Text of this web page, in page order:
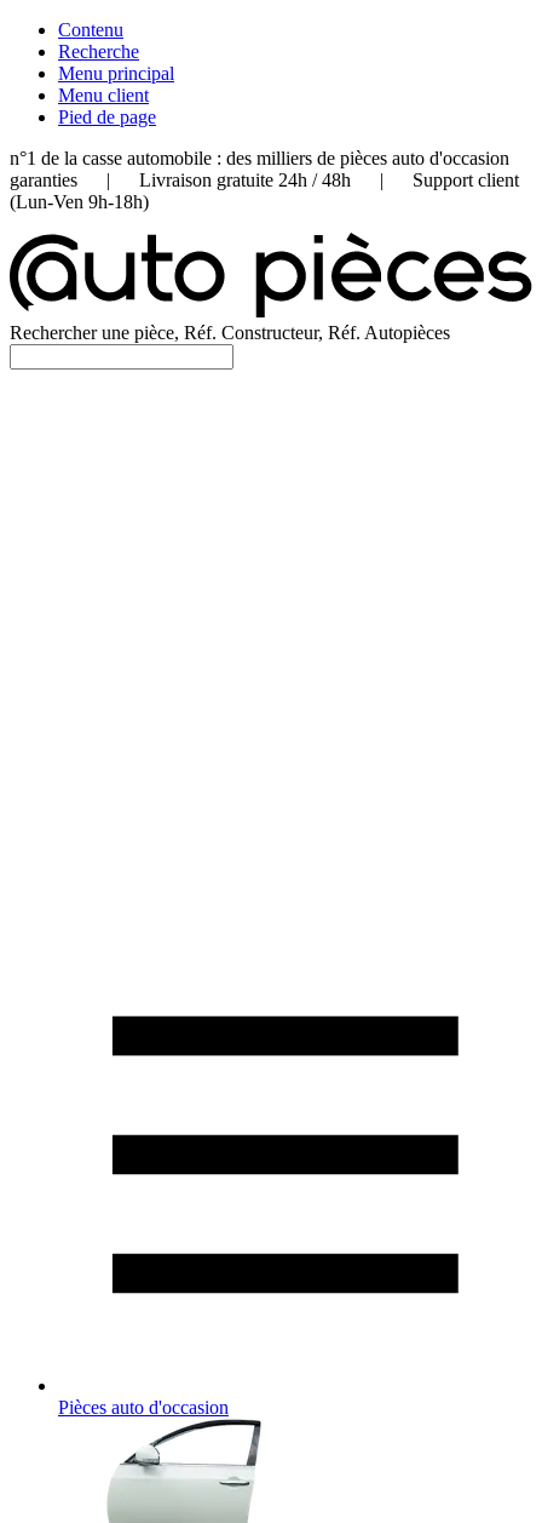
Contenu
Recherche
Menu principal
Menu client
Pied de page
n°1 de la casse automobile : des milliers de pièces auto d'occasion
garanties | Livraison gratuite 24h / 48h | Support client
(Lun-Ven 9h-18h)
Rechercher une pièce, Réf. Constructeur, Réf. Autopièces
Pièces auto d'occasion